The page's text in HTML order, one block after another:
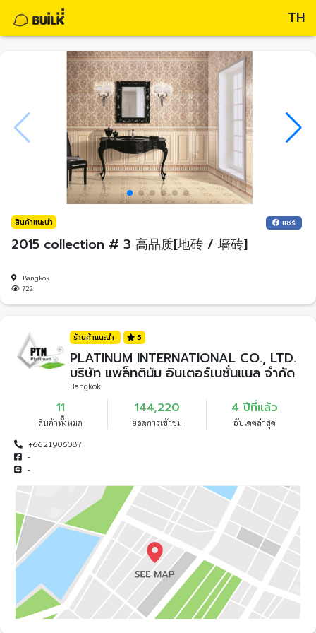
TH
สินค้าแนะนำ แชร์
2015 collection # 3 高品质[地砖 / 墙砖]
Bangkok
722
ร้านค้าแนะนำ 5
PLATINUM INTERNATIONAL CO., LTD.
บริษัท แพล็ทตินัม อินเตอร์เนชั่นแนล จำกัด
Bangkok
11
สินค้าทั้งหมด
144,220
ยอดการเข้าชม
4 ปีที่แล้ว
อัปเดตล่าสุด
+6621906087
-
-